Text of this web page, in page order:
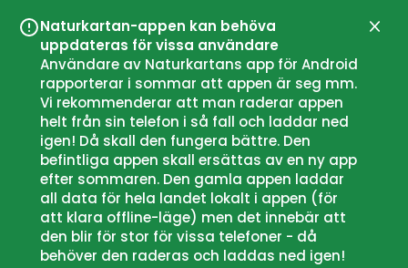
Naturkartan-appen kan behöva
uppdateras för vissa användare
Användare av Naturkartans app för Android
rapporterar i sommar att appen är seg mm.
Vi rekommenderar att man raderar appen
helt från sin telefon i så fall och laddar ned
igen! Då skall den fungera bättre. Den
befintliga appen skall ersättas av en ny app
efter sommaren. Den gamla appen laddar
all data för hela landet lokalt i appen (för
att klara offline-läge) men det innebär att
den blir för stor för vissa telefoner - då
behöver den raderas och laddas ned igen!